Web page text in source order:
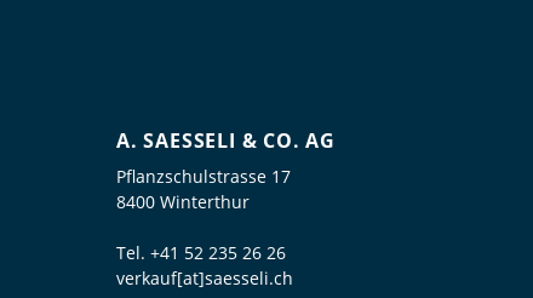
A. SAESSELI & CO. AG
Pflanzschulstrasse 17
8400 Winterthur
Tel. +41 52 235 26 26
verkauf[at]saesseli.ch